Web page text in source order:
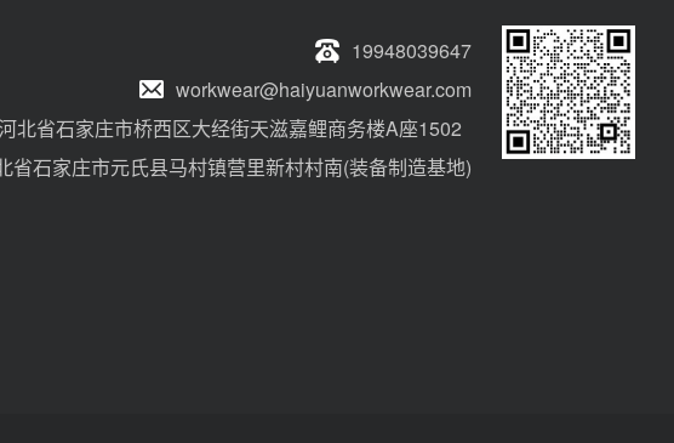
19948039647
workwear@haiyuanworkwear.com
北省石家庄市桥西区大经街天滋嘉鲤商务楼A座1502
省石家庄市元氏县马村镇营里新村村南(装备制造基地)